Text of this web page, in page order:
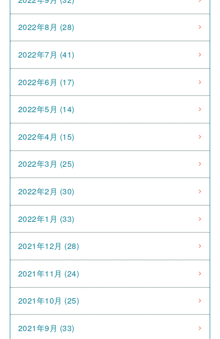
2022年8月 (28)
2022年7月 (41)
2022年6月 (17)
2022年5月 (14)
2022年4月 (15)
2022年3月 (25)
2022年2月 (30)
2022年1月 (33)
2021年12月 (28)
2021年11月 (24)
2021年10月 (25)
2021年9月 (33)